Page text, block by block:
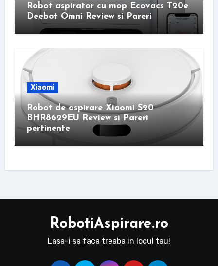
Robot aspirator cu mop Ecovacs T20e
Deebot Omni Review si Pareri
Xiaomi
Robot de aspirare Xiaomi S20
BHR8629EU Review si Pareri
pertinente
RobotiAspirare.ro
Lasa-i sa faca treaba in locul tau!